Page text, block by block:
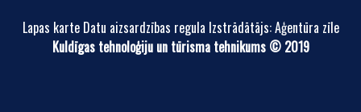
Lapas karte Datu aizsardzības regula Izstrādātājs: Aģentūra zīle
Kuldīgas tehnoloģiju un tūrisma tehnikums © 2019